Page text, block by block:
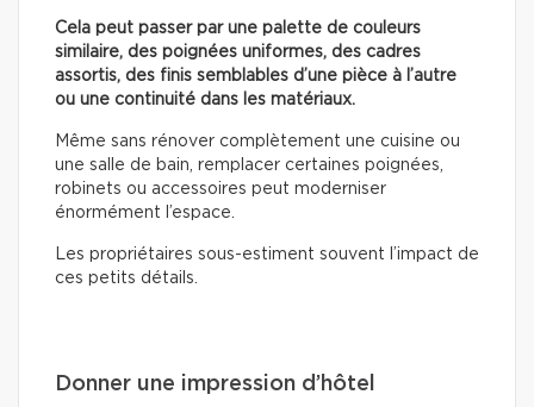
Cela peut passer par une palette de couleurs
similaire, des poignées uniformes, des cadres
assortis, des finis semblables d’une pièce à l’autre
ou une continuité dans les matériaux.
Même sans rénover complètement une cuisine ou
une salle de bain, remplacer certaines poignées,
robinets ou accessoires peut moderniser
énormément l’espace.
Les propriétaires sous-estiment souvent l’impact de
ces petits détails.
Donner une impression d’hôtel